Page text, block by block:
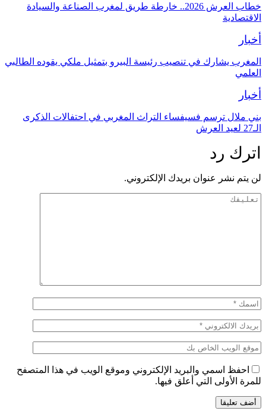
خطاب العرش 2026.. خارطة طريق لمغرب الصناعة والسيادة
الاقتصادية
أخبار
المغرب يشارك في تنصيب رئيسة البيرو بتمثيل ملكي يقوده الطالبي
العلمي
أخبار
بني ملال ترسم فسيفساء التراث المغربي في احتفالات الذكرى
الـ27 لعيد العرش
اترك رد
لن يتم نشر عنوان بريدك الإلكتروني.
احفظ اسمي والبريد الإلكتروني وموقع الويب في هذا المتصفح
للمرة الأولى التي أعلق فيها.